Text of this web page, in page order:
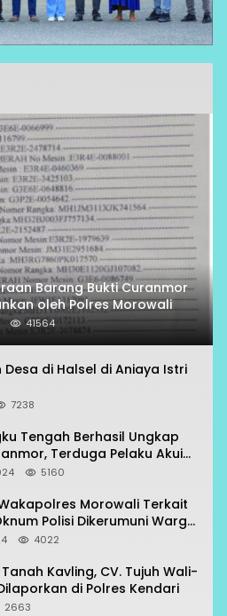
Barang Bukti Curanmor
oleh Polres Morowali
41564
Desa di Halsel di Aniaya Istri
7238
Tengah Berhasil Ungkap
Terduga Pelaku Akui
5160
Morowali Terkait
Polisi Dikerumuni Warga
4022
Kavling, CV. Tujuh Wali-
di Polres Kendari
2663